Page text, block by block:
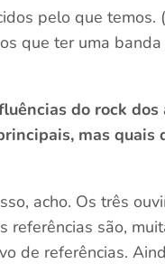
pelo que
que ter uma
do rock
mas
acho. Os três
referências são,
de referências.